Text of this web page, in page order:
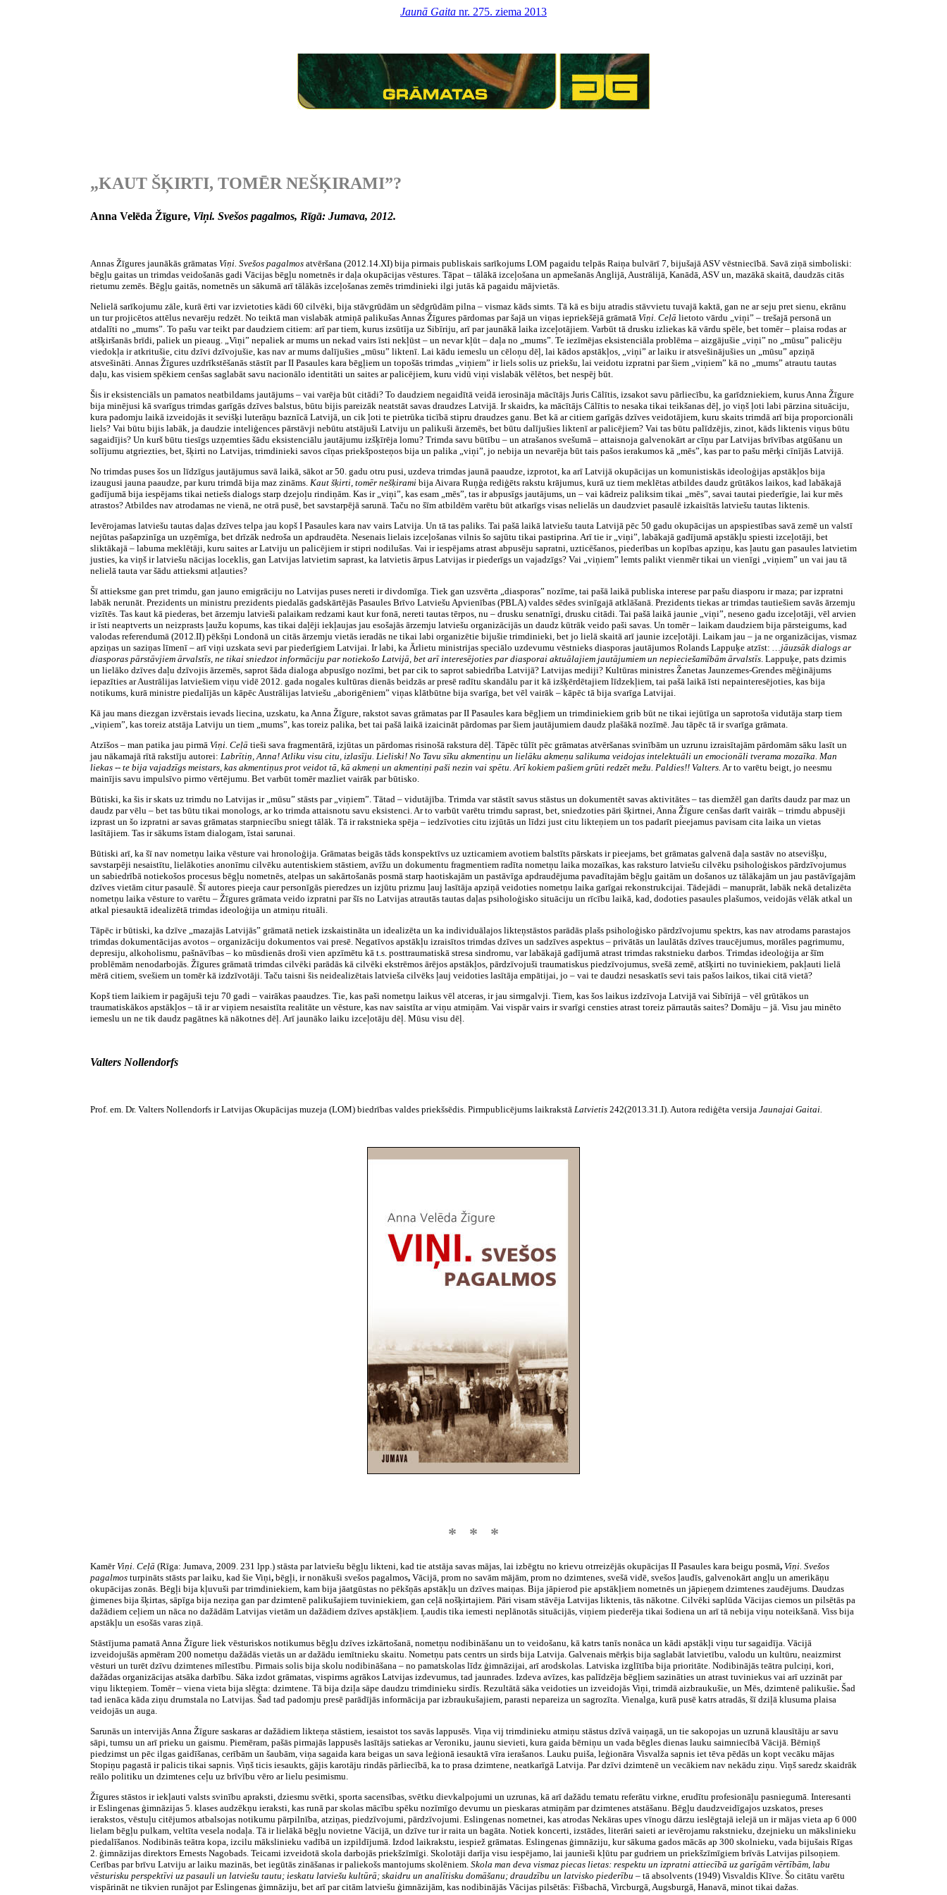
Jaunā Gaita nr. 275. ziema 2013
„KAUT ŠĶIRTI, TOMĒR NEŠĶIRAMI”?
Anna Velēda Žīgure, Viņi. Svešos pagalmos, Rīgā: Jumava, 2012.
Annas Žīgures jaunākās grāmatas Viņi. Svešos pagalmos atvēršana (2012.14.XI) bija pirmais publiskais sarīkojums LOM pagaidu telpās Raiņa bulvārī 7, bijušajā ASV vēstniecībā. Savā ziņā simboliski:
bēgļu gaitas un trimdas veidošanās gadi Vācijas bēgļu nometnēs ir daļa okupācijas vēstures. Tāpat – tālākā izceļošana un apmešanās Anglijā, Austrālijā, Kanādā, ASV un, mazākā skaitā, daudzās citās
rietumu zemēs. Bēgļu gaitās, nometnēs un sākumā arī tālākās izceļošanas zemēs trimdinieki ilgi jutās kā pagaidu mājvietās.
Nelielā sarīkojumu zāle, kurā ērti var izvietoties kādi 60 cilvēki, bija stāvgrūdām un sēdgrūdām pilna – vismaz kāds simts. Tā kā es biju atradis stāvvietu tuvajā kaktā, gan ne ar seju pret sienu, ekrānu
un tur projicētos attēlus nevarēju redzēt. No teiktā man vislabāk atmiņā palikušas Annas Žīgures pārdomas par šajā un viņas iepriekšējā grāmatā Viņi. Ceļā lietoto vārdu „viņi” – trešajā personā un
atdalīti no „mums”. To pašu var teikt par daudziem citiem: arī par tiem, kurus izsūtīja uz Sibīriju, arī par jaunākā laika izceļotājiem. Varbūt tā drusku izliekas kā vārdu spēle, bet tomēr – plaisa rodas ar
atšķiršanās brīdi, paliek un pieaug. „Viņi” nepaliek ar mums un nekad vairs īsti nekļūst – un nevar kļūt – daļa no „mums”. Te iezīmējas eksistenciāla problēma – aizgājušie „viņi” no „mūsu” palicēju
viedokļa ir atkritušie, citu dzīvi dzīvojušie, kas nav ar mums dalījušies „mūsu” liktenī. Lai kādu iemeslu un cēloņu dēļ, lai kādos apstākļos, „viņi” ar laiku ir atsvešinājušies un „mūsu” apziņā
atsvešināti. Annas Žīgures uzdrīkstēšanās stāstīt par II Pasaules kara bēgļiem un topošās trimdas „viņiem” ir liels solis uz priekšu, lai veidotu izpratni par šiem „viņiem” kā no „mums” atrautu tautas
daļu, kas visiem spēkiem cenšas saglabāt savu nacionālo identitāti un saites ar palicējiem, kuru vidū viņi vislabāk vēlētos, bet nespēj būt.
Šis ir eksistenciāls un pamatos neatbildams jautājums – vai varēja būt citādi? To daudziem negaidītā veidā ierosināja mācītājs Juris Cālītis, izsakot savu pārliecību, ka garīdzniekiem, kurus Anna Žīgure
bija minējusi kā svarīgus trimdas garīgās dzīves balstus, būtu bijis pareizāk neatstāt savas draudzes Latvijā. Ir skaidrs, ka mācītājs Cālītis to nesaka tikai teikšanas dēļ, jo viņš ļoti labi pārzina situāciju,
kura padomju laikā izveidojās it sevišķi luterāņu baznīcā Latvijā, un cik ļoti te pietrūka ticībā stipru draudzes ganu. Bet kā ar citiem garīgās dzīves veidotājiem, kuru skaits trimdā arī bija proporcionāli
liels? Vai būtu bijis labāk, ja daudzie inteliģences pārstāvji nebūtu atstājuši Latviju un palikuši ārzemēs, bet būtu dalījušies liktenī ar palicējiem? Vai tas būtu palīdzējis, zinot, kāds liktenis viņus būtu
sagaidījis? Un kurš būtu tiesīgs uzņemties šādu eksistenciālu jautājumu izšķīrēja lomu? Trimda savu būtību – un atrašanos svešumā – attaisnoja galvenokārt ar cīņu par Latvijas brīvības atgūšanu un
solījumu atgriezties, bet, šķirti no Latvijas, trimdinieki savos cīņas priekšposteņos bija un palika „viņi”, jo nebija un nevarēja būt tais pašos ierakumos kā „mēs”, kas par to pašu mērķi cīnījās Latvijā.
No trimdas puses šos un līdzīgus jautājumus savā laikā, sākot ar 50. gadu otru pusi, uzdeva trimdas jaunā paaudze, izprotot, ka arī Latvijā okupācijas un komunistiskās ideoloģijas apstākļos bija
izaugusi jauna paaudze, par kuru trimdā bija maz zināms. Kaut šķirti, tomēr nešķirami bija Aivara Ruņģa rediģēts rakstu krājumus, kurā uz tiem meklētas atbildes daudz grūtākos laikos, kad labākajā
gadījumā bija iespējams tikai netiešs dialogs starp dzejoļu rindiņām. Kas ir „viņi”, kas esam „mēs”, tas ir abpusīgs jautājums, un – vai kādreiz paliksim tikai „mēs”, savai tautai piederīgie, lai kur mēs
atrastos? Atbildes nav atrodamas ne vienā, ne otrā pusē, bet savstarpējā sarunā. Taču no šīm atbildēm varētu būt atkarīgs visas nelielās un daudzviet pasaulē izkaisītās latviešu tautas liktenis.
Ievērojamas latviešu tautas daļas dzīves telpa jau kopš I Pasaules kara nav vairs Latvija. Un tā tas paliks. Tai pašā laikā latviešu tauta Latvijā pēc 50 gadu okupācijas un apspiestības savā zemē un valstī
nejūtas pašapzinīga un uzņēmīga, bet drīzāk nedroša un apdraudēta. Nesenais lielais izceļošanas vilnis šo sajūtu tikai pastiprina. Arī tie ir „viņi”, labākajā gadījumā apstākļu spiesti izceļotāji, bet
sliktākajā – labuma meklētāji, kuru saites ar Latviju un palicējiem ir stipri nodilušas. Vai ir iespējams atrast abpusēju sapratni, uzticēšanos, piederības un kopības apziņu, kas ļautu gan pasaules latvietim
justies, ka viņš ir latviešu nācijas loceklis, gan Latvijas latvietim saprast, ka latvietis ārpus Latvijas ir piederīgs un vajadzīgs? Vai „viņiem” lemts palikt vienmēr tikai un vienīgi „viņiem” un vai jau tā
nelielā tauta var šādu attieksmi atļauties?
Šī attieksme gan pret trimdu, gan jauno emigrāciju no Latvijas puses nereti ir divdomīga. Tiek gan uzsvērta „diasporas” nozīme, tai pašā laikā publiska interese par pašu diasporu ir maza; par izpratni
labāk nerunāt. Prezidents un ministru prezidents piedalās gadskārtējās Pasaules Brīvo Latviešu Apvienības (PBLA) valdes sēdes svinīgajā atklāšanā. Prezidents tiekas ar trimdas tautiešiem savās ārzemju
vizītēs. Tas kaut kā piederas, bet ārzemju latvieši palaikam redzami kaut kur fonā, nereti tautas tērpos, nu – drusku senatnīgi, drusku citādi. Tai pašā laikā jaunie „viņi”, neseno gadu izceļotāji, vēl arvien
ir īsti neaptverts un neizprasts ļaužu kopums, kas tikai daļēji iekļaujas jau esošajās ārzemju latviešu organizācijās un daudz kūtrāk veido paši savas. Un tomēr – laikam daudziem bija pārsteigums, kad
valodas referendumā (2012.II) pēkšņi Londonā un citās ārzemju vietās ieradās ne tikai labi organizētie bijušie trimdinieki, bet jo lielā skaitā arī jaunie izceļotāji. Laikam jau – ja ne organizācijas, vismaz
apziņas un saziņas līmenī – arī viņi uzskata sevi par piederīgiem Latvijai. Ir labi, ka Ārlietu ministrijas speciālo uzdevumu vēstnieks diasporas jautājumos Rolands Lappuķe atzīst: …jāuzsāk dialogs ar
diasporas pārstāvjiem ārvalstīs, ne tikai sniedzot informāciju par notiekošo Latvijā, bet arī interesējoties par diasporai aktuālajiem jautājumiem un nepieciešamībām ārvalstīs. Lappuķe, pats dzimis
un lielāko dzīves daļu dzīvojis ārzemēs, saprot šāda dialoga abpusīgo nozīmi, bet par cik to saprot sabiedrība Latvijā? Latvijas mediji? Kultūras ministres Žanetas Jaunzemes-Grendes mēģinājums
iepazīties ar Austrālijas latviešiem viņu vidē 2012. gada nogales kultūras dienās beidzās ar presē radītu skandālu par it kā izšķērdētajiem līdzekļiem, tai pašā laikā īsti nepainteresējoties, kas bija
notikums, kurā ministre piedalījās un kāpēc Austrālijas latviešu „aborigēniem” viņas klātbūtne bija svarīga, bet vēl vairāk – kāpēc tā bija svarīga Latvijai.
Kā jau mans diezgan izvērstais ievads liecina, uzskatu, ka Anna Žīgure, rakstot savas grāmatas par II Pasaules kara bēgļiem un trimdiniekiem grib būt ne tikai iejūtīga un saprotoša vidutāja starp tiem
„viņiem”, kas toreiz atstāja Latviju un tiem „mums”, kas toreiz palika, bet tai pašā laikā izaicināt pārdomas par šiem jautājumiem daudz plašākā nozīmē. Jau tāpēc tā ir svarīga grāmata.
Atzīšos – man patika jau pirmā Viņi. Ceļā tieši sava fragmentārā, izjūtas un pārdomas risinošā rakstura dēļ. Tāpēc tūlīt pēc grāmatas atvēršanas svinībām un uzrunu izraisītajām pārdomām sāku lasīt un
jau nākamajā rītā rakstīju autorei: Labrītiņ, Anna! Atliku visu citu, izlasīju. Lieliski! No Tavu sīku akmentiņu un lielāku akmeņu salikuma veidojas intelektuāli un emocionāli tverama mozaīka. Man
liekas -- te bija vajadzīgs meistars, kas akmentiņus prot veidot tā, kā akmeņi un akmentiņi paši nezin vai spētu. Arī kokiem pašiem grūti redzēt mežu. Paldies!! Valters. Ar to varētu beigt, jo neesmu
mainījis savu impulsīvo pirmo vērtējumu. Bet varbūt tomēr mazliet vairāk par būtisko.
Būtiski, ka šis ir skats uz trimdu no Latvijas ir „mūsu” stāsts par „viņiem”. Tātad – vidutājība. Trimda var stāstīt savus stāstus un dokumentēt savas aktivitātes – tas diemžēl gan darīts daudz par maz un
daudz par vēlu – bet tas būtu tikai monologs, ar ko trimda attaisnotu savu eksistenci. Ar to varbūt varētu trimdu saprast, bet, sniedzoties pāri šķirtnei, Anna Žīgure cenšas darīt vairāk – trimdu abpusēji
izprast un šo izpratni ar savas grāmatas starpniecību sniegt tālāk. Tā ir rakstnieka spēja – iedzīvoties citu izjūtās un līdzi just citu likteņiem un tos padarīt pieejamus pavisam cita laika un vietas
lasītājiem. Tas ir sākums īstam dialogam, īstai sarunai.
Būtiski arī, ka šī nav nometņu laika vēsture vai hronoloģija. Grāmatas beigās tāds konspektīvs uz uzticamiem avotiem balstīts pārskats ir pieejams, bet grāmatas galvenā daļa sastāv no atsevišķu,
savstarpēji nesaistītu, lielākoties anonīmu cilvēku autentiskiem stāstiem, avīžu un dokumentu fragmentiem radīta nometņu laika mozaīkas, kas raksturo latviešu cilvēku psiholoģiskos pārdzīvojumus
un sabiedrībā notiekošos procesus bēgļu nometnēs, atelpas un sakārtošanās posmā starp haotiskajām un pastāvīga apdraudējuma pavadītajām bēgļu gaitām un došanos uz tālākajām un jau pastāvīgajām
dzīves vietām citur pasaulē. Šī autores pieeja caur personīgās pieredzes un izjūtu prizmu ļauj lasītāja apziņā veidoties nometņu laika garīgai rekonstrukcijai. Tādejādi – manuprāt, labāk nekā detalizēta
nometņu laika vēsture to varētu – Žīgures grāmata veido izpratni par šīs no Latvijas atrautās tautas daļas psiholoģisko situāciju un rīcību laikā, kad, dodoties pasaules plašumos, veidojās vēlāk atkal un
atkal piesauktā idealizētā trimdas ideoloģija un atmiņu rituāli.
Tāpēc ir būtiski, ka dzīve „mazajās Latvijās” grāmatā netiek izskaistināta un idealizēta un ka individuālajos likteņstāstos parādās plašs psiholoģisko pārdzīvojumu spektrs, kas nav atrodams parastajos
trimdas dokumentācijas avotos – organizāciju dokumentos vai presē. Negatīvos apstākļu izraisītos trimdas dzīves un sadzīves aspektus – privātās un laulātās dzīves traucējumus, morāles pagrimumu,
depresiju, alkoholismu, pašnāvības – ko mūsdienās droši vien apzīmētu kā t.s. posttraumatiskā stresa sindromu, var labākajā gadījumā atrast trimdas rakstnieku darbos. Trimdas ideoloģija ar šīm
problēmām nenodarbojās. Žīgures grāmatā trimdas cilvēki parādās kā cilvēki ekstrēmos ārējos ap­stākļos, pārdzīvojuši traumatiskus piedzīvojumus, svešā zemē, atšķirti no tuviniekiem, pakļauti lielā
mērā citiem, svešiem un tomēr kā izdzīvotāji. Taču taisni šis neidealizētais latvieša cilvēks ļauj veidoties lasītāja empātijai, jo – vai te daudzi nesaskatīs sevi tais pašos laikos, tikai citā vietā?
Kopš tiem laikiem ir pagājuši teju 70 gadi – vairākas paaudzes. Tie, kas paši nometņu laikus vēl atceras, ir jau sirmgalvji. Tiem, kas šos laikus izdzīvoja Latvijā vai Sibīrijā – vēl grūtākos un
traumatiskākos apstākļos – tā ir ar viņiem nesaistīta realitāte un vēsture, kas nav saistīta ar viņu atmiņām. Vai vispār vairs ir svarīgi censties atrast toreiz pārrautās saites? Domāju – jā. Visu jau minēto
iemeslu un ne tik daudz pagātnes kā nākotnes dēļ. Arī jaunāko laiku izceļotāju dēļ. Mūsu visu dēļ.
Valters Nollendorfs
Prof. em. Dr. Valters Nollendorfs ir Latvijas Okupācijas muzeja (LOM) biedrības valdes priekšsēdis. Pirmpublicējums laikrakstā Latvietis 242(2013.31.I). Autora rediģēta versija Jaunajai Gaitai.
* * *
KamērViņi. Ceļā (Rīga: Jumava, 2009. 231 lpp.) stāsta par latviešu bēgļu likteni, kad tie atstāja savas mājas, lai izbēgtu no krievu otrreizējās okupācijas II Pasaules kara beigu posmā, Viņi. Svešos
pagalmos turpināts stāsts par laiku, kad šie Viņi, bēgļi, ir nonākuši svešos pagalmos, Vācijā, prom no savām mājām, prom no dzimtenes, svešā vidē, svešos ļaudīs, galvenokārt angļu un amerikāņu
okupācijas zonās. Bēgļi bija kļuvuši par trimdiniekiem, kam bija jāatgūstas no pēkšņās apstākļu un dzīves maiņas. Bija jāpierod pie apstākļiem nometnēs un jāpieņem dzimtenes zaudējums. Daudzas
ģimenes bija šķirtas, sāpīga bija neziņa gan par dzimtenē palikušajiem tuviniekiem, gan ceļā nošķirtajiem. Pāri visam stāvēja Latvijas liktenis, tās nākotne. Cilvēki saplūda Vācijas ciemos un pilsētās pa
dažādiem ceļiem un nāca no dažādām Latvijas vietām un dažādiem dzīves apstākļiem. Ļaudis tika iemesti neplānotās situācijās, viņiem piederēja tikai šodiena un arī tā nebija viņu noteikšanā. Viss bija
ap­stākļu un esošās varas ziņā.
Stāstījuma pamatā Anna Žīgure liek vēsturiskos notikumus bēgļu dzīves izkārtošanā, nometņu nodibināšanu un to veidošanu, kā katrs tanīs nonāca un kādi apstākļi viņu tur sagaidīja. Vācijā
izveidojušās apmēram 200 nometņu dažādās vietās un ar dažādu iemītnieku skaitu. Nometņu pats centrs un sirds bija Latvija. Galvenais mērķis bija saglabāt latvietību, valodu un kultūru, neaizmirst
vēsturi un turēt dzīvu dzimtenes mīlestību. Pirmais solis bija skolu nodibināšana – no pamatskolas līdz ģimnāzijai, arī arodskolas. Latviska izglītība bija prioritāte. Nodibinājās teātra pulciņi, kori,
dažādas organizācijas atsāka darbību. Sāka izdot grāmatas, vispirms agrākos Latvijas izdevumus, tad jaunrades. Izdeva avīzes, kas palīdzēja bēgļiem sazināties un atrast tuviniekus vai arī uzzināt par
viņu likteņiem. Tomēr – viena vieta bija slēgta: dzimtene. Tā bija dziļa sāpe daudzu trimdinieku sirdīs. Rezultātā sāka veidoties un izveidojās Viņi, trimdā aizbraukušie, un Mēs, dzimtenē palikušie. Šad
tad ienāca kāda ziņu drumstala no Latvijas. Šad tad padomju presē parādījās informācija par izbraukušajiem, parasti nepareiza un sagrozīta. Vienalga, kurā pusē katrs atradās, šī dziļā klusuma plaisa
veidojās un auga.
Sarunās un intervijās Anna Žīgure saskaras ar dažādiem likteņa stāstiem, iesaistot tos savās lappusēs. Viņa vij trimdinieku atmiņu stāstus dzīvā vaiņagā, un tie sakopojas un uzrunā klausītāju ar savu
sāpi, tumsu un arī prieku un gaismu. Piemēram, pašās pirmajās lappusēs lasītājs satiekas ar Veroniku, jaunu sievieti, kura gaida bērniņu un vada bēgles dienas lauku saimniecībā Vācijā. Bērniņš
piedzimst un pēc ilgas gaidīšanas, cerībām un šaubām, viņa sagaida kara beigas un sava leģionā iesauktā vīra ierašanos. Lauku puiša, leģionāra Visvalža sapnis iet tēva pēdās un kopt vecāku mājas
Stopiņu pagastā ir palicis tikai sapnis. Viņš ticis iesaukts, gājis karotāju rindās pārliecībā, ka to prasa dzimtene, neatkarīgā Latvija. Par dzīvi dzimtenē un vecākiem nav nekādu ziņu. Viņš saredz skaidrāk
reālo politiku un dzimtenes ceļu uz brīvību vēro ar lielu pesimismu.
Žīgures stāstos ir iekļauti valsts svinību apraksti, dziesmu svētki, sporta sacensības, svētku dievkalpojumi un uzrunas, kā arī dažādu tematu referātu virkne, erudītu profesionāļu pasniegumā. Interesanti
ir Eslingenas ģimnāzijas 5. klases audzēkņu ieraksti, kas runā par skolas mācību spēku nozīmīgo devumu un pieskaras atmiņām par dzimtenes atstāšanu. Bēgļu daudzveidīgajos uzskatos, preses
ierakstos, vēstuļu citējumos atbalsojas notikumu pārpilnība, atziņas, piedzīvojumi, pārdzīvojumi. Eslingenas nometnei, kas atrodas Nekāras upes vīnogu dārzu ieslēgtajā ielejā un ir mājas vieta ap 6 000
lielam bēgļu pulkam, veltīta vesela nodaļa. Tā ir lielākā bēgļu novietne Vācijā, un dzīve tur ir raita un bagāta. Notiek koncerti, izstādes, literāri saieti ar ievērojamu rakstnieku, dzejnieku un mākslinieku
piedalīšanos. Nodibinās teātra kopa, izcilu mākslinieku vadībā un izpildījumā. Izdod laikrakstu, iespiež grāmatas. Eslingenas ģimnāziju, kur sākuma gados mācās ap 300 skolnieku, vada bijušais Rīgas
2. ģimnāzijas direktors Ernests Nagobads. Teicami izveidotā skola darbojās priekšzīmīgi. Skolotāji darīja visu iespējamo, lai jaunieši kļūtu par gudriem un priekšzīmīgiem brīvās Latvijas pilsoņiem.
Cerības par brīvu Latviju ar laiku mazinās, bet iegūtās zināšanas ir paliekošs mantojums skolēniem. Skola man deva vismaz piecas lietas: respektu un izpratni attiecībā uz garīgām vērtībām, labu
vēsturisku perspektīvi uz pasauli un latviešu tautu; ieskatu latviešu kultūrā; skaidru un analītisku domāšanu; draudzību un latvisko piederību – tā absolvents (1949) Visvaldis Klīve. Šo citātu varētu
vispārināt ne tikvien runājot par Eslingenas ģimnāziju, bet arī par citām latviešu ģimnāzijām, kas nodibinājās Vācijas pilsētās: Fišbachā, Vircburgā, Augsburgā, Hanavā, minot tikai dažas.